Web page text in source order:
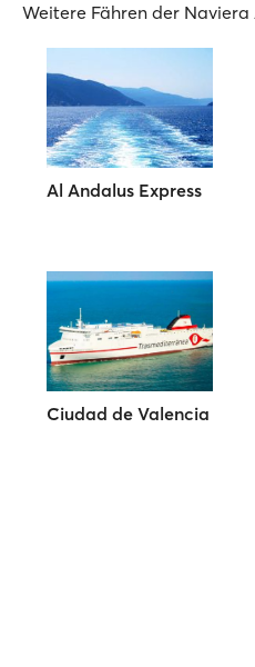
Weitere Fähren der
Al Andalus Express
Ciudad de Valencia